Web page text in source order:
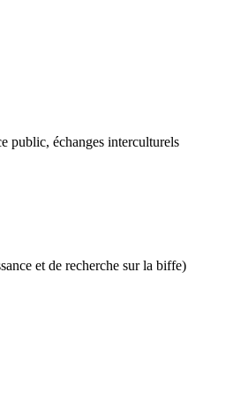
public, échanges interculturels
et de recherche sur la biffe)